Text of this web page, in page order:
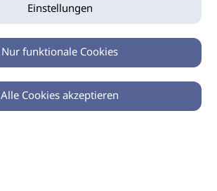
0
Einstellungen
Nur funktionale Cookies
Alle Cookies akzeptieren